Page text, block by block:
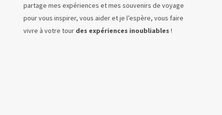
partage mes expériences et mes souvenirs de voyage
pour vous inspirer, vous aider et je l’espère, vous faire
vivre à votre tour des expériences inoubliables !